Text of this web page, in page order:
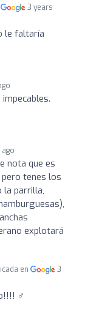
3 years
le faltaría
nota que es
tenes los
la parrilla,
explotará
en
3
‍♂️